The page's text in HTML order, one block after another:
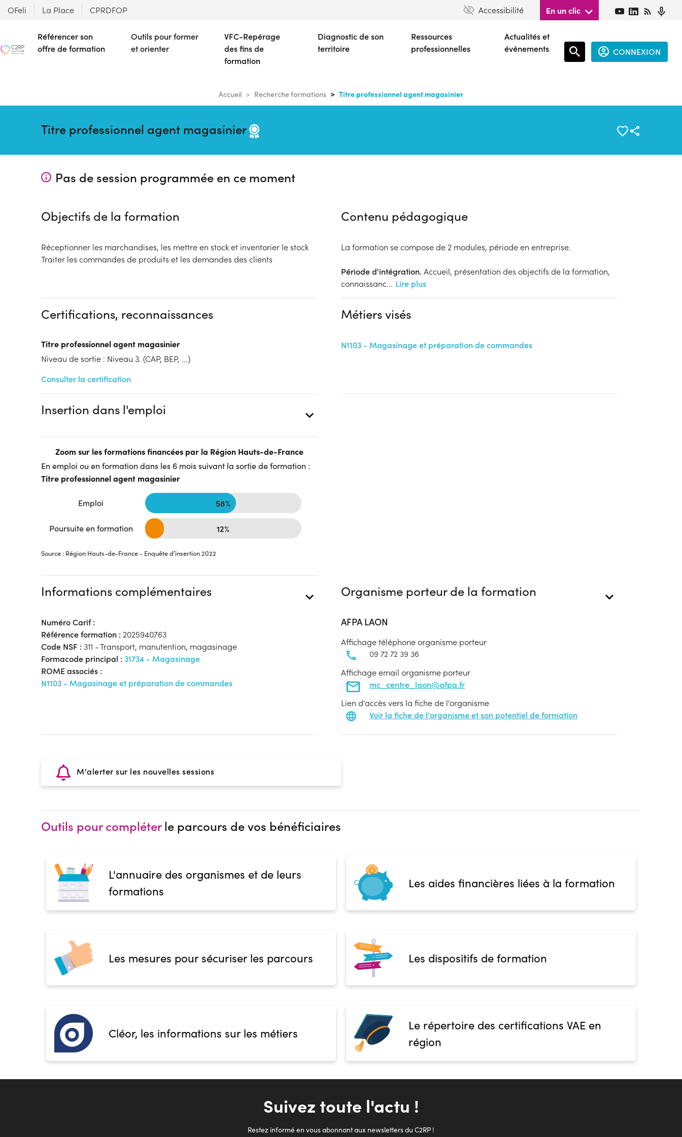
contenu
principal
OFeli La Place CPRDFOP Accessibilité En un clic
Référencer son
offre de formation
Outils pour former
et orienter
VFC-Repérage
des fins de
formation
Diagnostic de son
territoire
Ressources
professionnelles
Actualités et
événements
CONNEXION
Accueil Recherche formations Titre professionnel agent magasinier
Titre professionnel agent magasinier
Pas de session programmée en ce moment
Objectifs de la formation
Réceptionner les marchandises, les mettre en stock et inventorier le stock
Traiter les commandes de produits et les demandes des clients
Contenu pédagogique
La formation se compose de 2 modules, période en entreprise.
Période d'intégration. Accueil, présentation des objectifs de la formation,
connaissanc... Lire plus
Certifications, reconnaissances
Titre professionnel agent magasinier
Niveau de sortie : Niveau 3. (CAP, BEP, ...)
Consulter la certification
Métiers visés
N1103 - Magasinage et préparation de commandes
Insertion dans l'emploi
Zoom sur les formations financées par la Région Hauts-de-France
En emploi ou en formation dans les 6 mois suivant la sortie de formation :
Titre professionnel agent magasinier
Emploi 58%
Poursuite en formation 12%
Source : Région Hauts-de-France - Enquête d’insertion 2022
Informations complémentaires
Numéro Carif :
Référence formation : 2025940763
Code NSF : 311 - Transport, manutention, magasinage
Formacode principal : 31734 - Magasinage
ROME associés :
N1103 - Magasinage et préparation de commandes
Organisme porteur de la formation
AFPA LAON
Affichage téléphone organisme porteur
09 72 72 39 36
Affichage email organisme porteur
mc_centre_laon@afpa.fr
Lien d'accès vers la fiche de l'organisme
Voir la fiche de l'organisme et son potentiel de formation
M'alerter sur les nouvelles sessions
Outils pour compléterle parcours de vos bénéficiaires
L'annuaire des organismes et de leurs
formations
Les aides financières liées à la formation
Les mesures pour sécuriser les parcours Les dispositifs de formation
Cléor, les informations sur les métiers
Le répertoire des certifications VAE en
région
Suivez toute l'actu !
Restez informé en vous abonnant aux newsletters du C2RP !